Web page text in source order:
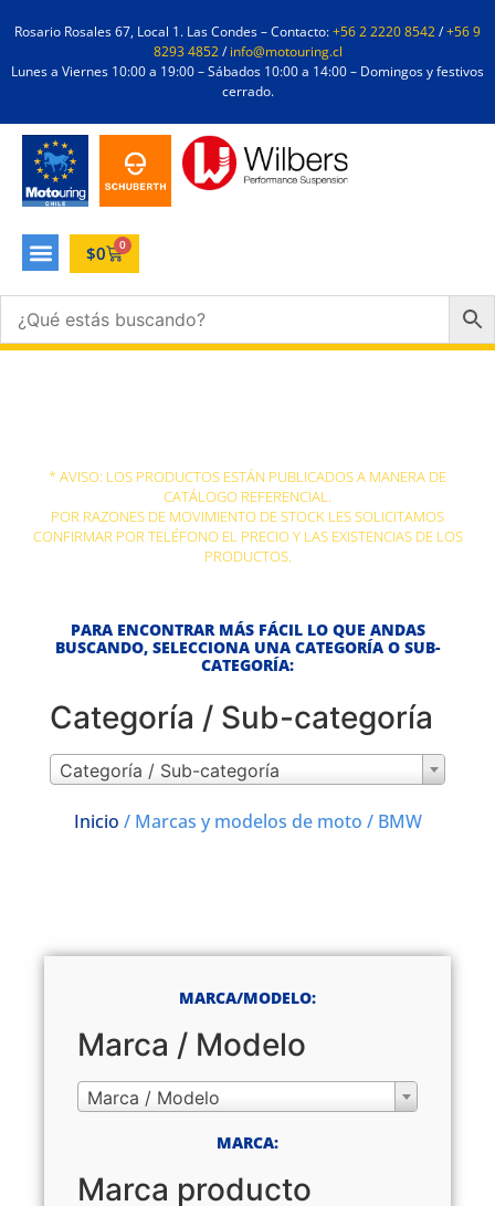
Rosario Rosales 67, Local 1. Las Condes – Contacto:+56 2 2220 8542/+56 9
8293 4852/info@motouring.cl
Lunes a Viernes 10:00 a 19:00 – Sábados 10:00 a 14:00 – Domingos y festivos
cerrado.
$0 0
* AVISO: LOS PRODUCTOS ESTÁN PUBLICADOS A MANERA DE
CATÁLOGO REFERENCIAL.
POR RAZONES DE MOVIMIENTO DE STOCK LES SOLICITAMOS
CONFIRMAR POR TELÉFONO EL PRECIO Y LAS EXISTENCIAS DE LOS
PRODUCTOS.
PARA ENCONTRAR MÁS FÁCIL LO QUE ANDAS
BUSCANDO, SELECCIONA UNA CATEGORÍA O SUB-
CATEGORÍA:
Categoría / Sub-categoría
Categoría / Sub-categoría
Inicio / Marcas y modelos de moto / BMW
MARCA/MODELO:
Marca / Modelo
Marca / Modelo
MARCA:
Marca producto